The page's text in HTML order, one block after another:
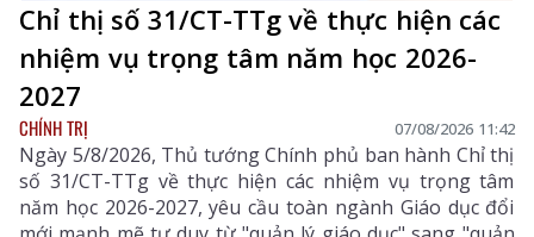
Chỉ thị số 31/CT-TTg về thực hiện các
nhiệm vụ trọng tâm năm học 2026-
2027
CHÍNH TRỊ 07/08/2026 11:42
Ngày 5/8/2026, Thủ tướng Chính phủ ban hành Chỉ thị
số 31/CT-TTg về thực hiện các nhiệm vụ trọng tâm
năm học 2026-2027, yêu cầu toàn ngành Giáo dục đổi